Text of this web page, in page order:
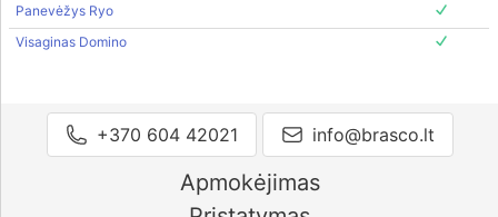
Panevėžys Ryo
Visaginas Domino
+370 604 42021 info@brasco.lt
Apmokėjimas